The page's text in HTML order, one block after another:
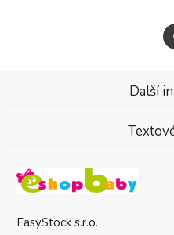
EasyStock s.r.o.
Další